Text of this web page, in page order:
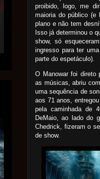
proibido, logo, me
maioria do público
plano e não tem
Isso já determinou o
show, só
ingresso para ter
parte do espetáculo).
O Manowar foi direto
as músicas, abriu
uma sequência de
aos 71 anos,
pela caminhada de
DeMaio, ao lado do
Chedrick, fizeram o
de show.